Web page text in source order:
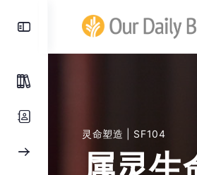
灵命塑造 | SF104